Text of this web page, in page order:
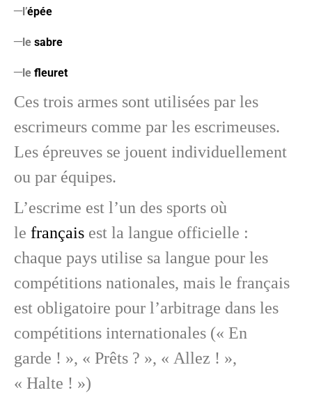
– l’épée
– le sabre
– le fleuret
Ces trois armes sont utilisées par les
escrimeurs comme par les escrimeuses.
Les épreuves se jouent individuellement
ou par équipes.
L’escrime est l’un des sports où
le français est la langue officielle :
chaque pays utilise sa langue pour les
compétitions nationales, mais le français
est obligatoire pour l’arbitrage dans les
compétitions internationales (« En
garde ! », « Prêts ? », « Allez ! »,
« Halte ! »)